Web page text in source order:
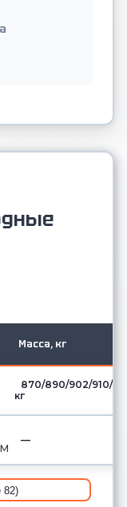
Масса, кг
870/890/902/910/
кг
—
82)